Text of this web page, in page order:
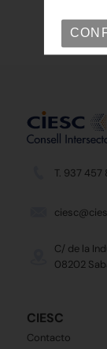
T. 937 457
C/ de la
08202
CIESC
Contacto